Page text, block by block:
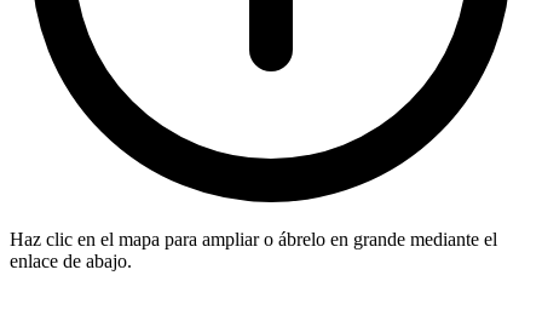
Haz clic en el mapa para ampliar o ábrelo en grande mediante el
enlace de abajo.